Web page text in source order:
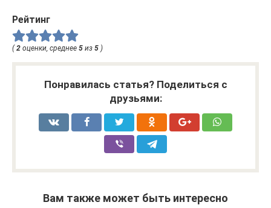
Рейтинг
( 2 оценки, среднее 5 из 5 )
Понравилась статья? Поделиться с
друзьями:
Вам также может быть интересно